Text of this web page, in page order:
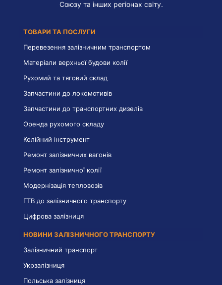
Союзу та інших регіонах світу.
ТОВАРИ ТА ПОСЛУГИ
Перевезення залізничним транспортом
Матеріали верхньої будови колії
Рухомий та тяговий склад
Запчастини до локомотивів
Запчастини до транспортних дизелів
Оренда рухомого складу
Колійний інструмент
Ремонт залізничних вагонів
Ремонт залізничної колії
Модернізація тепловозів
ГТВ до залізничного транспорту
Цифрова залізниця
НОВИНИ ЗАЛІЗНИЧНОГО ТРАНСПОРТУ
Залізничний транспорт
Укрзалізниця
Польська залізниця